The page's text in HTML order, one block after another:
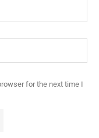
for the next time I